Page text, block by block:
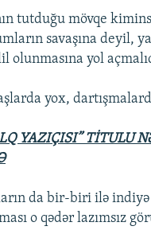
tutduğu mövqe
savaşına deyil,
olunmasına yol
yox,
YAZIÇISI” TİTULU
da bir-biri ilə
o qədər lazımsız